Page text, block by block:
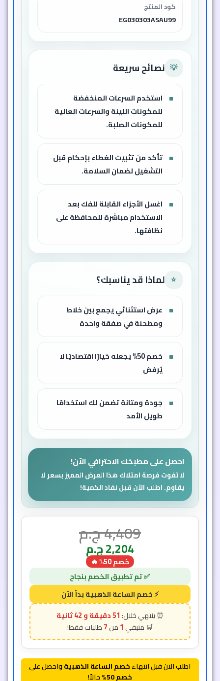
كود المنتج
EG030303ASAU99
💡 نصائح سريعة
استخدم السرعات المنخفضة
للمكونات اللينة والسرعات العالية
للمكونات الصلبة.
تأكد من تثبيت الغطاء بإحكام قبل
التشغيل لضمان السلامة.
اغسل الأجزاء القابلة للفك بعد
الاستخدام مباشرة للمحافظة على
نظافتها.
⭐ لماذا قد يناسبك؟
عرض استثنائي يجمع بين خلاط
ومطحنة في صفقة واحدة
خصم 50% يجعله خيارًا اقتصاديًا لا
يُرفض
جودة ومتانة تضمن لك استخدامًا
طويل الأمد
احصل على مطبخك الاحترافي الآن!
لا تفوت فرصة امتلاك هذا العرض المميز بسعر لا
يقاوم. اطلب الآن قبل نفاد الكمية!
4,409ج.م
2,204ج.م
خصم 50% 🔥
51 دقيقة و 40 ثانية
1
7
اطلب الآن قبل انتهاءخصم الساعة الذهبيةواحصل على
خصم 50%
حالاً!